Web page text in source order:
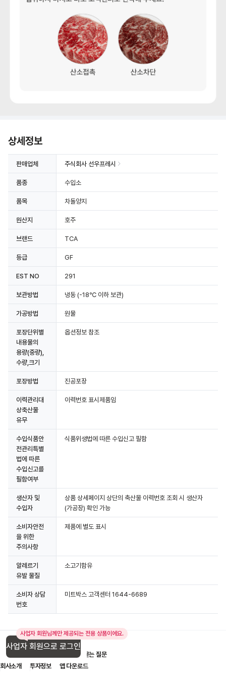
상세정보
판매업체 주식회사 선우프레시
품종 수입소
품목 차돌양지
원산지 호주
브랜드 TCA
등급 GF
EST NO 291
보관방법 냉동 (-18℃ 이하 보관)
가공방법 원물
포장단위별
내용물의
용량(중량),
수량,크기
옵션정보 참조
포장방법 진공포장
이력관리대
상축산물
유무
이력번호 표시제품임
수입식품안
전관리특별
법에 따른
수입신고를
필함여부
식품위생법에 따른 수입신고 필함
생산자 및
수입자
상품 상세페이지 상단의 축산물 이력번호 조회 시 생산자
(가공장) 확인 가능
소비자안전
을 위한
주의사항
제품에 별도 표시
알레르기
유발 물질
소고기함유
소비자 상담
번호
미트박스 고객센터 1644-6689
사업자 회원님께만 제공되는 전용 상품이에요.
사업자 회원으로 로그인
입점 제휴 문의
자주 묻는 질문
회사소개
투자정보 앱 다운로드